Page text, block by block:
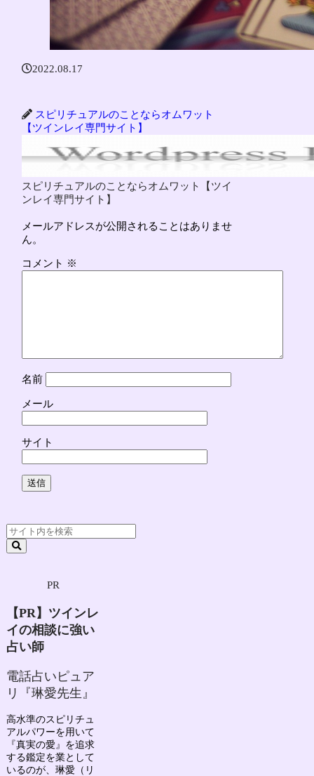
2022.08.17
スピリチュアルのことならオムワット
【ツインレイ専門サイト】
スピリチュアルのことならオムワット【ツイ
ンレイ専門サイト】
メールアドレスが公開されることはありませ
ん。
コメント ※
名前
メール
サイト
PR
【PR】ツインレ
イの相談に強い
占い師
電話占いピュア
リ『琳愛先生』
高水準のスピリチュ
アルパワーを用いて
『真実の愛』を追求
する鑑定を業として
いるのが、 琳愛（リ